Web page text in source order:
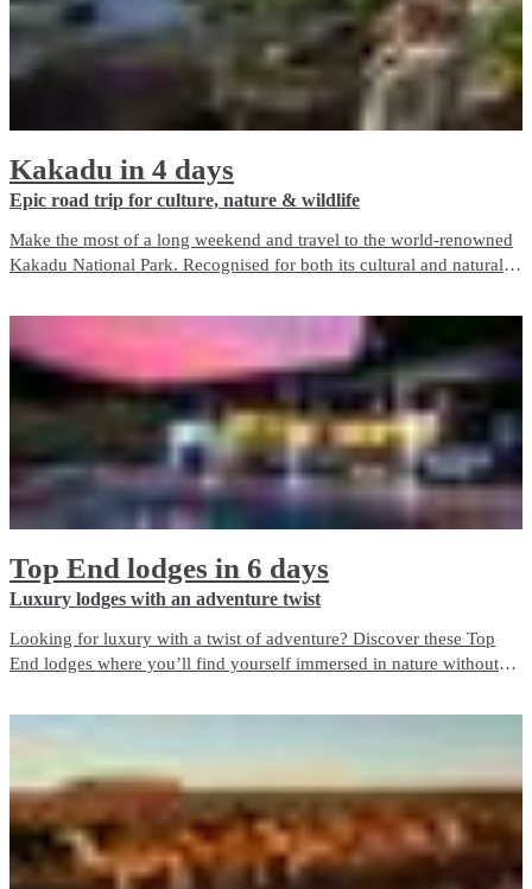
Kakadu in 4 days
Epic road trip for culture, nature & wildlife
Make the most of a long weekend and travel to the world-renowned
Kakadu National Park. Recognised for both its cultural and natural
Top End lodges in 6 days
Luxury lodges with an adventure twist
Looking for luxury with a twist of adventure? Discover these Top
End lodges where you’ll find yourself immersed in nature without
Lodges offer the perfect balance of escape and luxury for an
unforgettable holiday experience.